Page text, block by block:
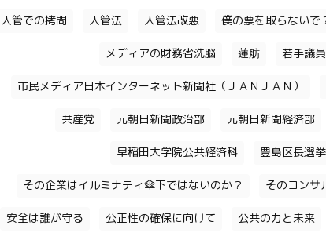
入管での拷問 入管法 入管法改悪 僕の票を取らないで
メディアの財務省洗脳 蓮舫 若手議
市民メディア日本インターネット新聞社（ＪＡＮＪＡＮ）
共産党 元朝日新聞政治部 元朝日新聞経済部
早稲田大学院公共経済科 豊島区長選挙
その企業はイルミナティ傘下ではないのか？ そのコンサ
安全は誰が守る 公正性の確保に向けて 公共の力と未来